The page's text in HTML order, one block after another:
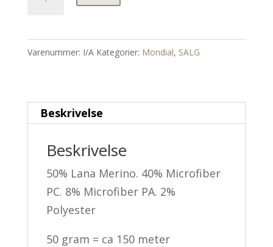
Varenummer: I/A Kategorier: Mondial, SALG
Beskrivelse
Beskrivelse
50% Lana Merino. 40% Microfiber
PC. 8% Microfiber PA. 2%
Polyester
50 gram = ca 150 meter